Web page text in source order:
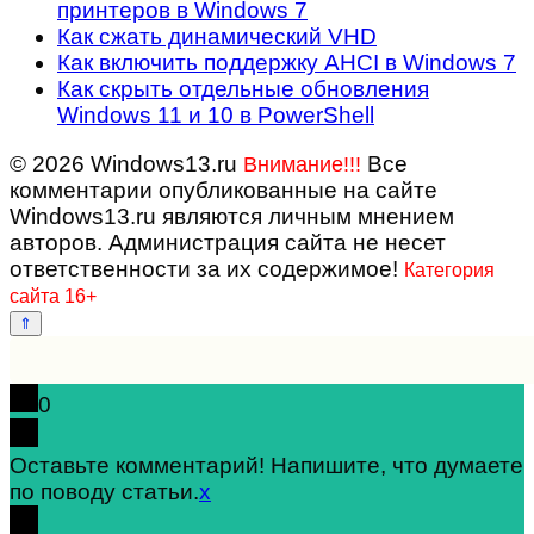
принтеров в Windows 7
Как сжать динамический VHD
Как включить поддержку AHCI в Windows 7
Как скрыть отдельные обновления
Windows 11 и 10 в PowerShell
© 2026 Windows13.ru Внимание!!! Все
комментарии опубликованные на сайте
Windows13.ru являются личным мнением
авторов. Администрация сайта не несет
ответственности за их содержимое! Категория
сайта 16+
0
Оставьте комментарий! Напишите, что думаете
по поводу статьи.x